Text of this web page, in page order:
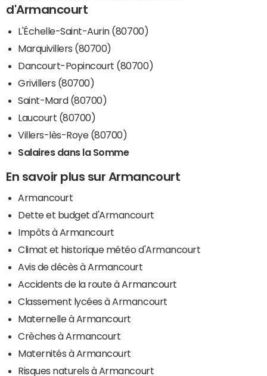
d'Armancourt
L'Échelle-Saint-Aurin (80700)
Marquivillers (80700)
Dancourt-Popincourt (80700)
Grivillers (80700)
Saint-Mard (80700)
Laucourt (80700)
Villers-lès-Roye (80700)
Salaires dans la Somme
En savoir plus sur Armancourt
Armancourt
Dette et budget d'Armancourt
Impôts à Armancourt
Climat et historique météo d'Armancourt
Avis de décès à Armancourt
Accidents de la route à Armancourt
Classement lycées à Armancourt
Maternelle à Armancourt
Crèches à Armancourt
Maternités à Armancourt
Risques naturels à Armancourt